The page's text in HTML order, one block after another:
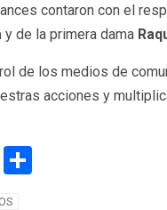
contaron con el
y de la primera dama
de los medios de
acciones y
Compartir